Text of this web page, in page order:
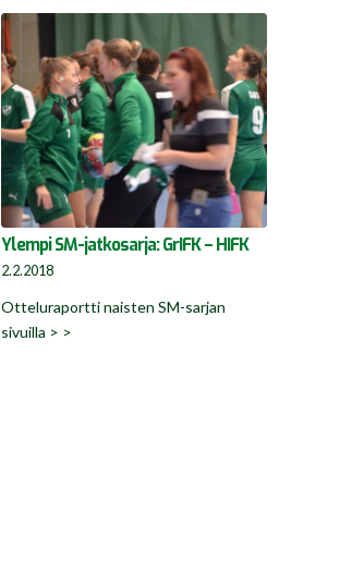
Ylempi SM-jatkosarja: GrIFK – HIFK
2.2.2018
Otteluraportti naisten SM-sarjan
sivuilla > >